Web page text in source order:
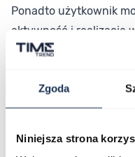
Zgoda
Niniejsza strona
Ponadto użytkownik
aktywność i realizację
mobilnej w języku
nieodebranych
Więcej informacji o
Parametry